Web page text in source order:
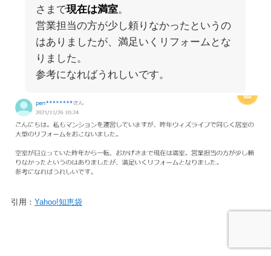
さまで現在は満室。
営業担当の方が少し頼りなかったというの
はありましたが、満足いくリフォームとな
りました。
参考になればうれしいです。
引用： Yahoo!知恵袋